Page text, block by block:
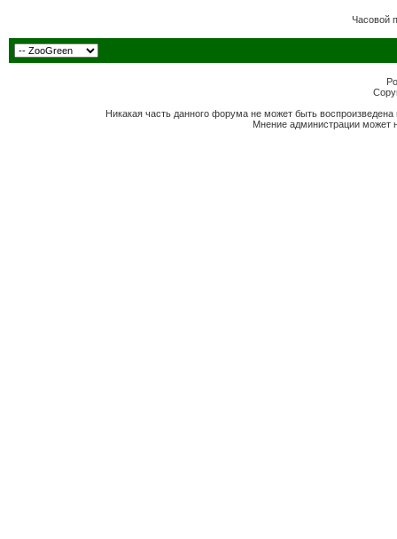
Часовой
Никакая часть данного форума не может быть
Мнение администрации может